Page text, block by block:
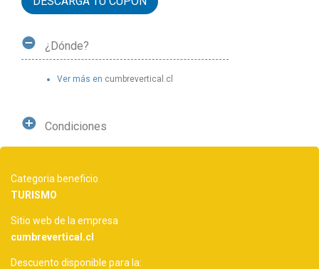
¿Dónde?
Ver más en cumbrevertical.cl
Condiciones
Categoria beneficio
TURISMO
Sitio web de la empresa
cumbrevertical.cl
Descuento disponible para la: